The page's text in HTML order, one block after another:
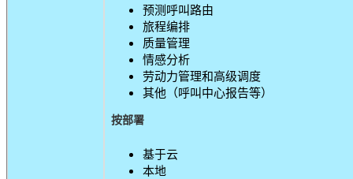
预测呼叫路由
旅程编排
质量管理
情感分析
劳动力管理和高级调度
其他（呼叫中心报告等）
按部署
基于云
本地